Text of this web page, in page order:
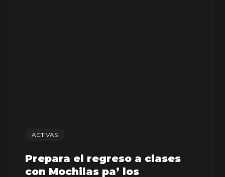
ACTIVAS
Prepara el regreso a clases
con Mochilas pa’ los